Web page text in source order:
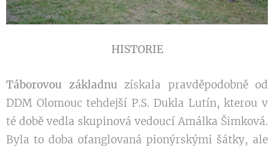
HISTORIE
Táborovou základnu získala pravděpodobně od
DDM Olomouc tehdejší P.S. Dukla Lutín, kterou v
té době vedla skupinová vedoucí Amálka Šimková.
Byla to doba ofanglovaná pionýrskými šátky, ale